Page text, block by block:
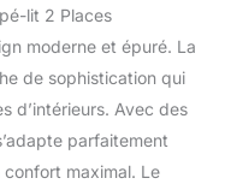
Sa petite
parfait même
espaces réduits.
design
et compact, le
s'adapte
à tout style
lit 2 Places
moderne et épuré. La
de sophistication qui
d’intérieurs. Avec des
parfaitement
maximal. Le